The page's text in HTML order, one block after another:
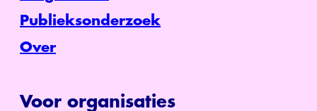
Publieksonderzoek
Over
Voor organisaties